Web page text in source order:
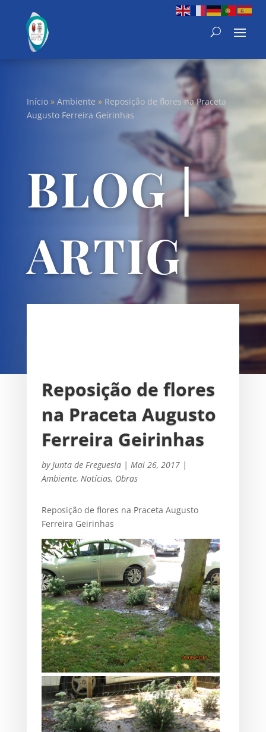
Início» Ambiente » Reposição de flores na Praceta
Augusto Ferreira Geirinhas
BLOG |
ARTIG
OS
Reposição de flores
na Praceta Augusto
Ferreira Geirinhas
by Junta de Freguesia| Mai 26, 2017|
Ambiente, Notícias, Obras
Reposição de flores na Praceta Augusto
Ferreira Geirinhas